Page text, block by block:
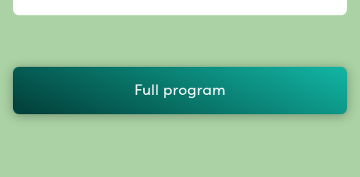
Full program